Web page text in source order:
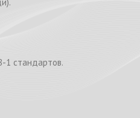
1 стандартов.